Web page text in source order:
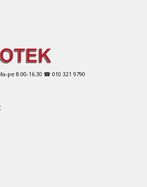
pe 8.00-16.30 ☎ 010 321 9790